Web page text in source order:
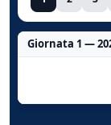
Giornata 1 —